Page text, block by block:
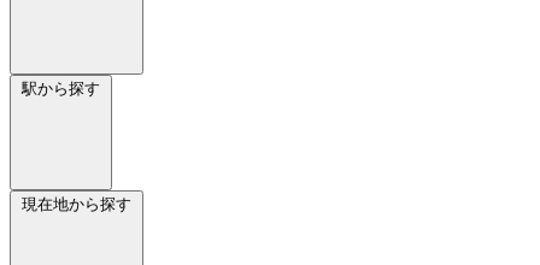
駅から探す
現在地から探す